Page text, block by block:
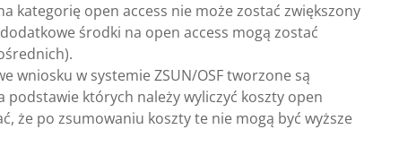
kategorię open access nie może zostać zwiększony
środki na open access mogą zostać
wniosku w systemie ZSUN/OSF tworzone są
których należy wyliczyć koszty open
że po zsumowaniu koszty te nie mogą być wyższe